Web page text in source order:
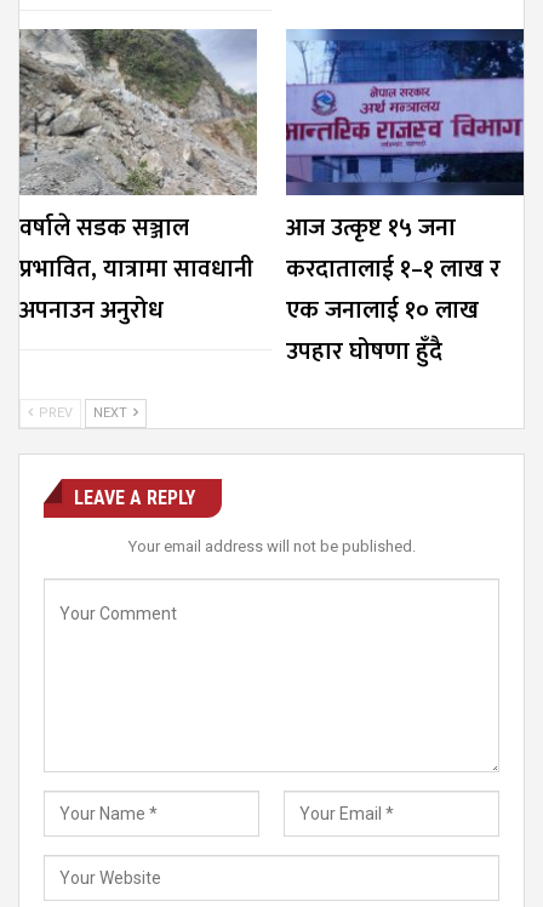
वर्षाले सडक सञ्जाल
प्रभावित, यात्रामा सावधानी
अपनाउन अनुरोध
आज उत्कृष्ट १५ जना
करदातालाई १–१ लाख र
एक जनालाई १० लाख
उपहार घोषणा हुँदै
PREV NEXT
LEAVE A REPLY
Your email address will not be published.